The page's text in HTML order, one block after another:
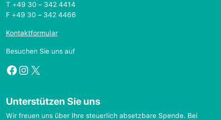
T +49 30 – 342 4414
F +49 30 – 342 4466
Kontaktformular
Besuchen Sie uns auf
Facebook
Instagram
X
Unterstützen Sie uns
Wir freuen uns über Ihre steuerlich absetzbare Spende. Bei